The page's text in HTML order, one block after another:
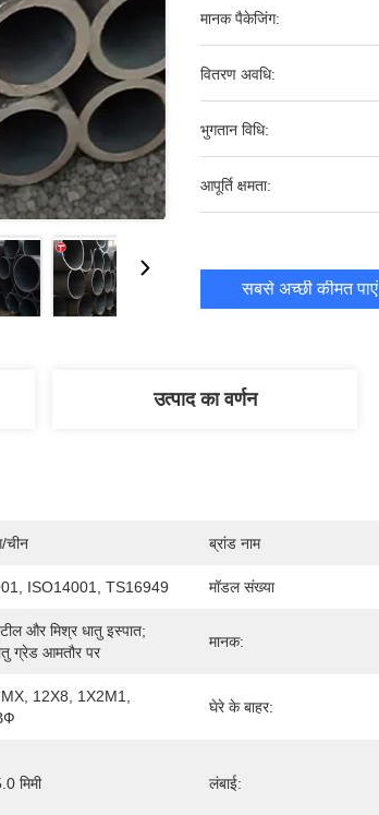
मानक पैकेजिंग:
वितरण अवधि:
भुगतान विधि:
आपूर्ति क्षमता:
सबसे अच्छी कीमत पाएं
उत्पाद का वर्णन
चीन ब्रांड नाम
ISO14001, TS16949 मॉडल संख्या
और मिश्र धातु इस्पात;
ग्रेड आमतौर पर
मानक:
12Х8, 1Х2М1,
घेरे के बाहर:
मिमी लंबाई: